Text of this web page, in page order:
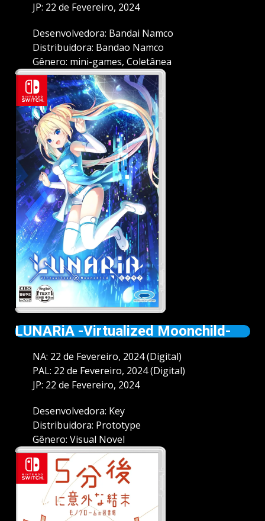
JP: 22 de Fevereiro, 2024
Desenvolvedora: Bandai Namco
Distribuidora: Bandao Namco
Gênero: mini-games, Coletânea
LUNARiA -Virtualized Moonchild-
NA: 22 de Fevereiro, 2024 (Digital)
PAL: 22 de Fevereiro, 2024 (Digital)
JP: 22 de Fevereiro, 2024
Desenvolvedora: Key
Distribuidora: Prototype
Gênero: Visual Novel